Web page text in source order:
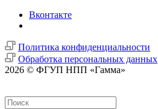
Вконтакте
Политика конфиденциальности
Обработка персональных данных
2026 © ФГУП НПП «Гамма»